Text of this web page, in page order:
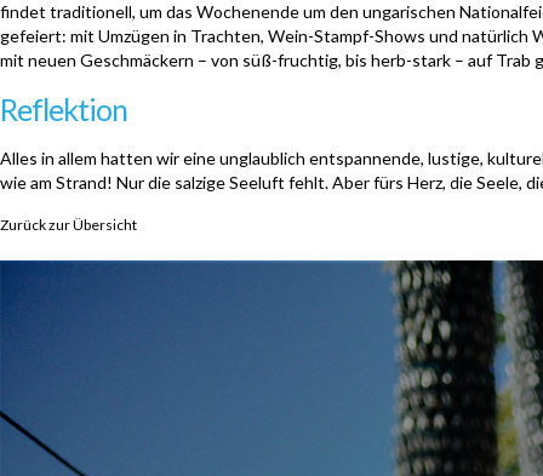
findet traditionell, um das Wochenende um den ungarischen
gefeiert: mit Umzügen in Trachten, Wein-Stampf-Shows und natürlich
mit neuen Geschmäckern – von süß-fruchtig, bis herb-stark – auf Trab
Reflektion
Alles in allem hatten wir eine unglaublich entspannende, lustige,
wie am Strand! Nur die salzige Seeluft fehlt. Aber fürs Herz, die
Zurück zur Übersicht